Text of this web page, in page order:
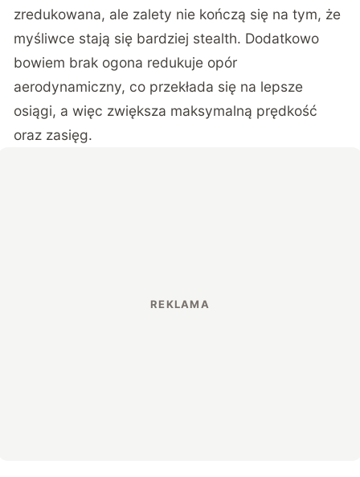
zredukowana, ale zalety nie kończą się na tym, że
myśliwce stają się bardziej stealth. Dodatkowo
bowiem brak ogona redukuje opór
aerodynamiczny, co przekłada się na lepsze
osiągi, a więc zwiększa maksymalną prędkość
oraz zasięg.